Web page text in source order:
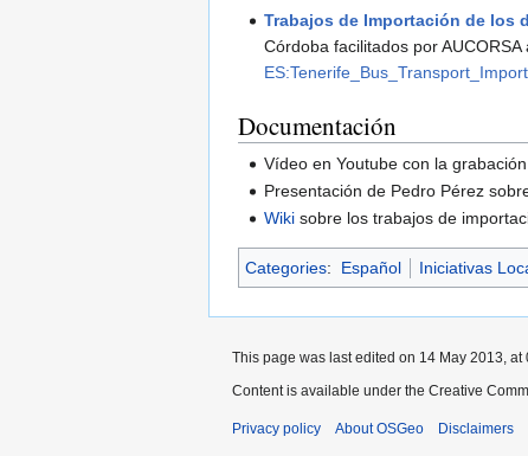
Trabajos de Importación de los
Córdoba facilitados por
ES:Tenerife_Bus_Transport_Import
Documentación
Vídeo en Youtube con la
Presentación de Pedro Pérez
Wiki sobre los trabajos de
Categories: Español Iniciativas
This page was last edited on 14 May 2013, at
Content is available under the Creative
Privacy policy About OSGeo Disclaimers